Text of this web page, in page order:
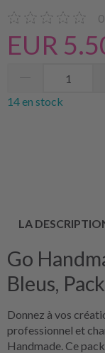
0
EUR
14 en stock
LA
Go
Bleus,
Donnez à vos
professionnel et
Handmade. Ce